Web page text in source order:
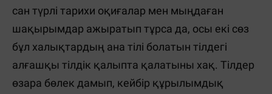
сан түрлі тарихи оқиғалар мен мыңдаған
шақырымдар ажыратып тұрса да, осы екі сөз
бұл халықтардың ана тілі болатын тілдегі
алғашқы тілдік қалыпта қалатыны хақ. Тілдер
өзара бөлек дамып, кейбір құрылымдық